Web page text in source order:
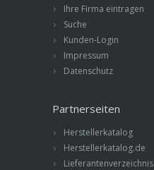
Ihre Firma eintragen
Suche
Kunden-Login
Impressum
Datenschutz
Partnerseiten
Herstellerkatalog
Herstellerkatalog.de
Lieferantenverzeichnis